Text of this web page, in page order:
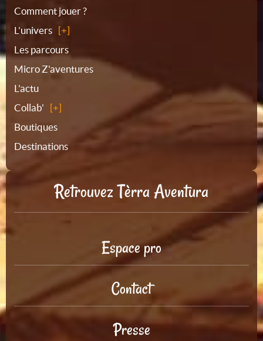
Plan
du
site
Comment jouer ?
L’univers
Les parcours
Micro Z'aventures
L'actu
Collab'
Boutiques
Destinations
Retrouvez Tèrra Aventura
Espace pro
Contact
Presse